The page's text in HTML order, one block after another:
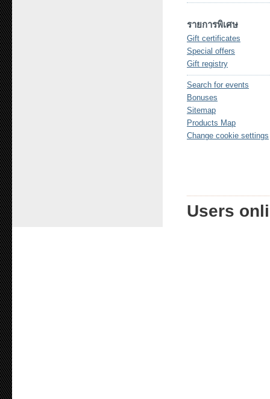
รายการพิเศษ
Gift certificates
Special offers
Gift registry
Search for events
Bonuses
Sitemap
Products Map
Change cookie settings
Users